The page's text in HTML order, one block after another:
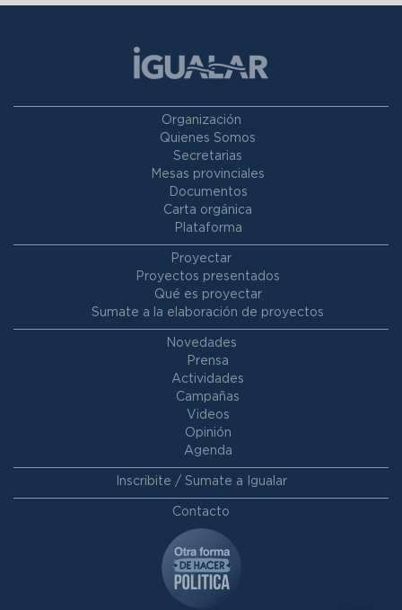
Organización
Quienes Somos
Secretarias
Mesas provinciales
Documentos
Carta orgánica
Plataforma
Proyectar
Proyectos presentados
Qué es proyectar
Sumate a la elaboración de proyectos
Novedades
Prensa
Actividades
Campañas
Videos
Opinión
Agenda
Inscribite / Sumate a Igualar
Contacto